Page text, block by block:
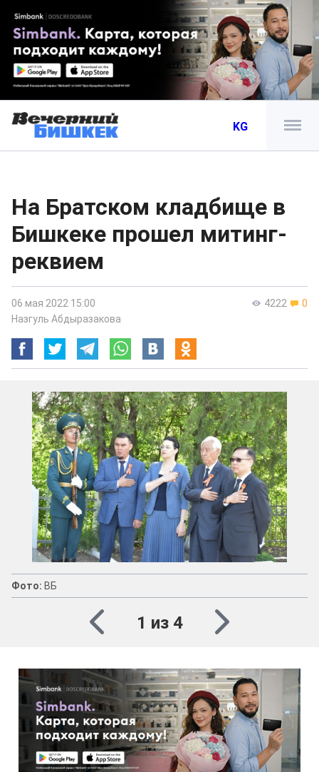
KG
На Братском кладбище в
Бишкеке прошел митинг-
реквием
4222 0
06 мая 2022 15:00
Назгуль Абдыразакова
Фото: ВБ
1 из 4